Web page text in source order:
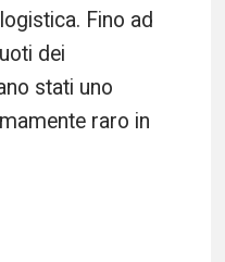
Fino ad
dei
stati uno
raro in